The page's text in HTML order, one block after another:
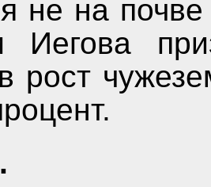
не на
Иегова
рост